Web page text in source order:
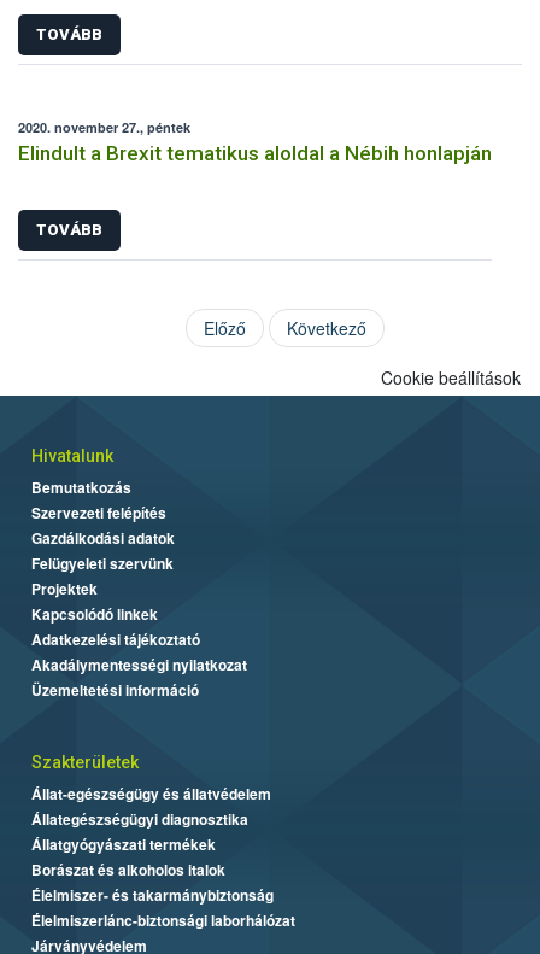
TOVÁBB
2020. november 27., péntek
Elindult a Brexit tematikus aloldal a Nébih honlapján
TOVÁBB
Előző Következő
Cookie beállítások
Hivatalunk
Bemutatkozás
Szervezeti felépítés
Gazdálkodási adatok
Felügyeleti szervünk
Projektek
Kapcsolódó linkek
Adatkezelési tájékoztató
Akadálymentességi nyilatkozat
Üzemeltetési információ
Szakterületek
Állat-egészségügy és állatvédelem
Állategészségügyi diagnosztika
Állatgyógyászati termékek
Borászat és alkoholos italok
Élelmiszer- és takarmánybiztonság
Élelmiszerlánc-biztonsági laborhálózat
Járványvédelem